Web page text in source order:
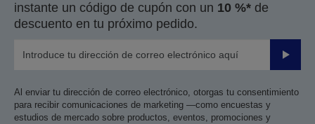
instante un código de cupón con un 10 %* de
descuento en tu próximo pedido.
Enviar
Al enviar tu dirección de correo electrónico, otorgas tu consentimiento
para recibir comunicaciones de marketing —como encuestas y
estudios de mercado sobre productos, eventos, promociones y